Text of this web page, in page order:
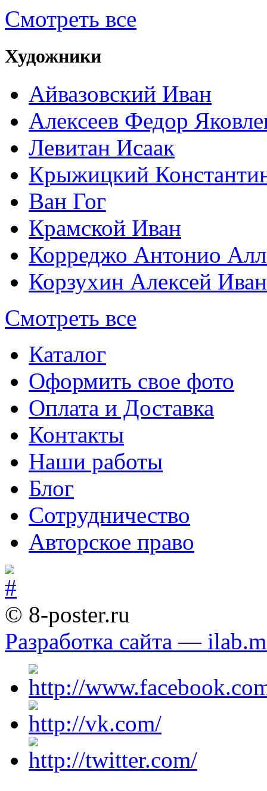
Смотреть все
Художники
Айвазовский Иван
Алексеев Федор
Левитан Исаак
Крыжицкий
Ван Гог
Крамской Иван
Корреджо Антонио
Корзухин Алексей
Смотреть все
Каталог
Оформить свое фото
Оплата и Доставка
Контакты
Наши работы
Блог
Сотрудничество
Авторское право
© 8-poster.ru
Разработка сайта —